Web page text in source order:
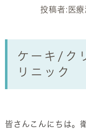
投稿者: 医
ケーキ/ク
リニック
皆さんこんにちは。